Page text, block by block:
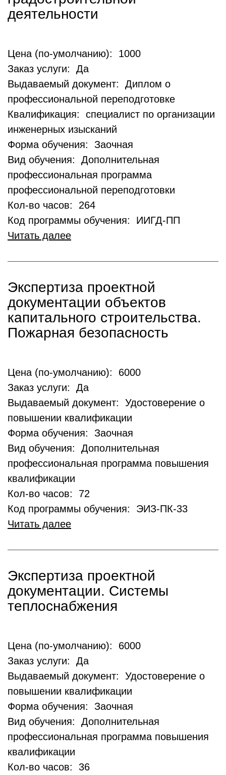
деятельности
Цена (по-умолчанию): 1000
Заказ услуги: Да
Выдаваемый документ: Диплом о
профессиональной переподготовке
Квалификация: специалист по организации
инженерных изысканий
Форма обучения: Заочная
Вид обучения: Дополнительная
профессиональная программа
профессиональной переподготовки
Кол-во часов: 264
Код программы обучения: ИИГД-ПП
Читать далее
Экспертиза проектной
документации объектов
капитального строительства.
Пожарная безопасность
Цена (по-умолчанию): 6000
Заказ услуги: Да
Выдаваемый документ: Удостоверение о
повышении квалификации
Форма обучения: Заочная
Вид обучения: Дополнительная
профессиональная программа повышения
квалификации
Кол-во часов: 72
Код программы обучения: ЭИЗ-ПК-33
Читать далее
Экспертиза проектной
документации. Системы
теплоснабжения
Цена (по-умолчанию): 6000
Заказ услуги: Да
Выдаваемый документ: Удостоверение о
повышении квалификации
Форма обучения: Заочная
Вид обучения: Дополнительная
профессиональная программа повышения
квалификации
Кол-во часов: 36